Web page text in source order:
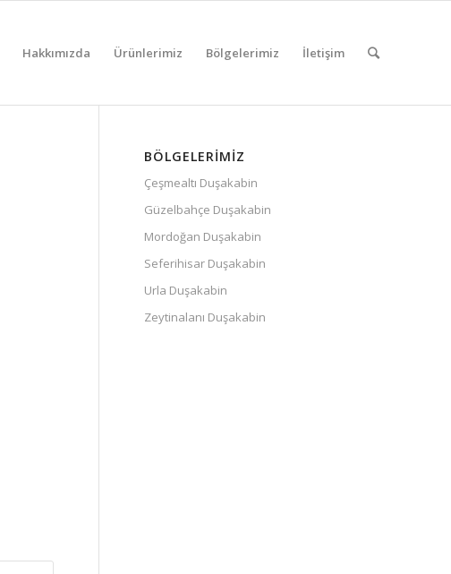
Hakkımızda Ürünlerimiz Bölgelerimiz İletişim
BÖLGELERIMIZ
Çeşmealtı Duşakabin
Güzelbahçe Duşakabin
Mordoğan Duşakabin
Seferihisar Duşakabin
Urla Duşakabin
Zeytinalanı Duşakabin